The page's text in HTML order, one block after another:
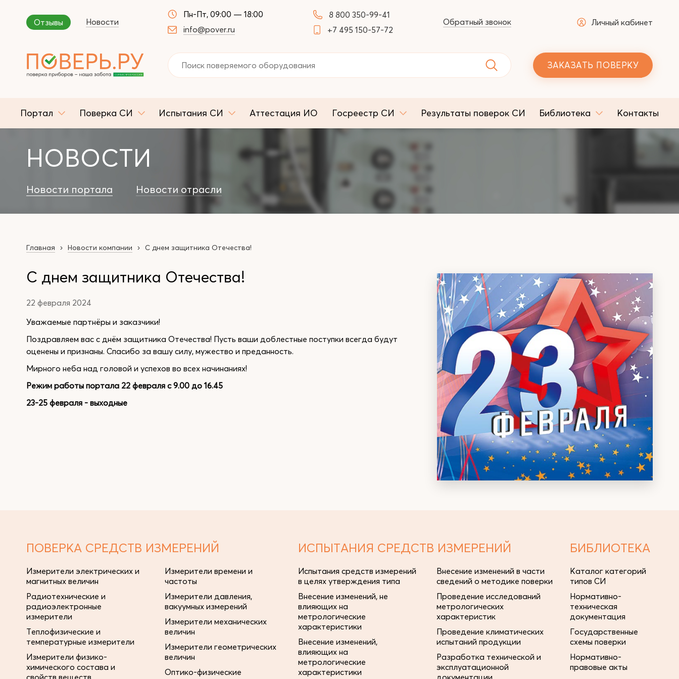
Отзывы Новости
Пн-Пт, 09:00 — 18:00
info@pover.ru
8 800 350-99-41
+7 495 150-57-72
Обратный звонок Личный кабинет
ЗАКАЗАТЬ ПОВЕРКУ
Портал Поверка СИ Испытания СИ Аттестация ИО Госреестр СИ Результаты поверок СИ Библиотека Контакты
НОВОСТИ
Новости портала Новости отрасли
Главная Новости компании С днем защитника Отечества!
С днем защитника Отечества!
22 февраля 2024
Уважаемые партнёры и заказчики!
Поздравляем вас с днём защитника Отечества! Пусть ваши доблестные поступки всегда будут
оценены и признаны. Спасибо за вашу силу, мужество и преданность.
Мирного неба над головой и успехов во всех начинаниях!
Режим работы портала 22 февраля с 9.00 до 16.45
23-25 февраля - выходные
ПОВЕРКА СРЕДСТВ ИЗМЕРЕНИЙ
Измерители электрических и
магнитных величин
Радиотехнические и
радиоэлектронные
измерители
Теплофизические и
температурные измерители
Измерители физико-
химического состава и
Измерители времени и
частоты
Измерители давления,
вакуумных измерений
Измерители механических
величин
Измерители геометрических
величин
Оптико-физические
ИСПЫТАНИЯ СРЕДСТВ ИЗМЕРЕНИЙ
Испытания средств измерений
в целях утверждения типа
Внесение изменений, не
влияющих на
метрологические
характеристики
Внесение изменений,
влияющих на
метрологические
характеристики
Внесение изменений в части
сведений о методике поверки
Проведение исследований
метрологических
характеристик
Проведение климатических
испытаний продукции
Разработка технической и
эксплуатационной
БИБЛИОТЕКА
Каталог категорий
типов СИ
Нормативно-
техническая
документация
Государственные
схемы поверки
Нормативно-
правовые акты